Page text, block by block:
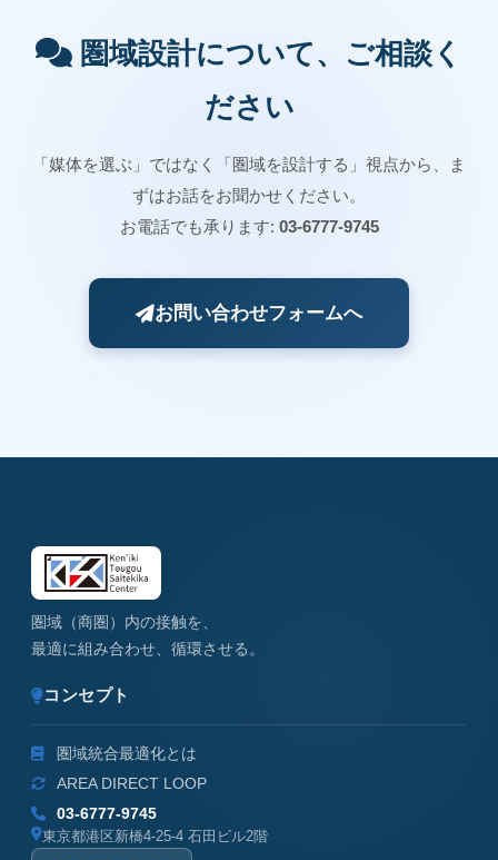
圏域設計について、ご相談く
ださい
「媒体を選ぶ」ではなく「圏域を設計する」視点から、ま
ずはお話をお聞かせください。
お電話でも承ります: 03-6777-9745
お問い合わせフォームへ
圏域（商圏）内の接触を、
最適に組み合わせ、循環させる。
コンセプト
圏域統合最適化とは
AREA DIRECT LOOP
03-6777-9745
東京都港区新橋4-25-4 石田ビル2階